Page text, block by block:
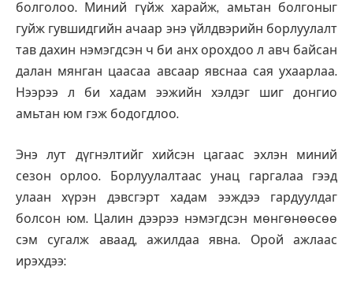
болголоо. Миний гүйж харайж, амьтан болгоныг
гуйж гувшидгийн ачаар энэ үйлдвэрийн борлуулалт
тав дахин нэмэгдсэн ч би анх орохдоо л авч байсан
далан мянган цаасаа авсаар явснаа сая ухаарлаа.
Нээрээ л би хадам ээжийн хэлдэг шиг донгио
амьтан юм гэж бодогдлоо.
Энэ лут дүгнэлтийг хийсэн цагаас эхлэн миний
сезон орлоо. Борлуулалтаас унац гаргалаа гээд
улаан хүрэн дэвсгэрт хадам ээждээ гардуулдаг
болсон юм. Цалин дээрээ нэмэгдсэн мөнгөнөөсөө
сэм сугалж аваад, ажилдаа явна. Орой ажлаас
ирэхдээ: